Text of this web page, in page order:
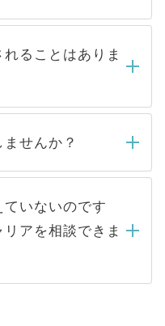
内にはご連絡をせて
らくお待ちくださ
り扱っている求人の
トからご覧いただ
す。非公開求人は
般には公開してい
人気のある医療機
応募が殺到する場
件に合った人材の
するケースが増え
ることはありま
とは一切ありませ
ら内定をいただい
ません。内定先へ
パートナーが行い
せんか？
とはありませんの
サイトからの登録
様の個人情報は、
および転職活動の
ます。お預かりし
タはご本人の許可
いないのです
アを相談できま